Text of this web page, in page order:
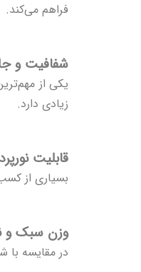
فراهم می‌کند.
شفافیت و
یکی از
زیادی دارد.
قابلیت
بسیاری از
وزن سبک و
در مقایسه